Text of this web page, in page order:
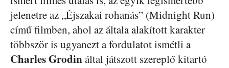
jelenetre az „Éjszakai rohanás” (Midnight Run)
című filmben, ahol az általa alakított karakter
többször is ugyanezt a fordulatot ismétli a
Charles Grodináltal játszott szereplő kitartó